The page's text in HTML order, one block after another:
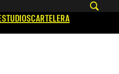
CARTELERA